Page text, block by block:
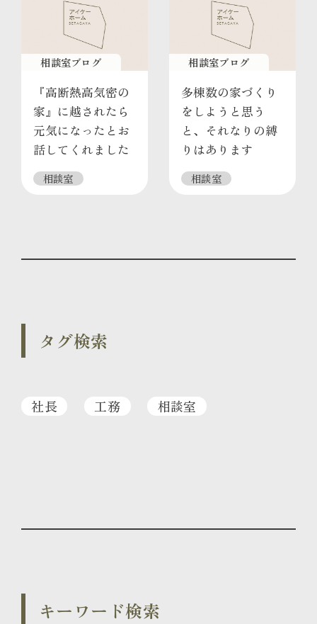
相談室ブログ
『高断熱高気密の
家』に越されたら
元気になったとお
話してくれました
相談室
相談室ブログ
多棟数の家づくり
をしようと思う
と、それなりの縛
りはあります
相談室
タグ検索
社長 工務 相談室
キーワード検索